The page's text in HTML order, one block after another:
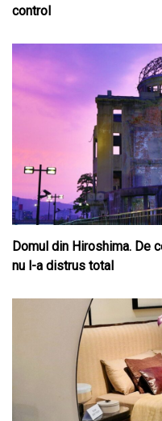
control
Domul din Hiroshima. De
nu l-a distrus total